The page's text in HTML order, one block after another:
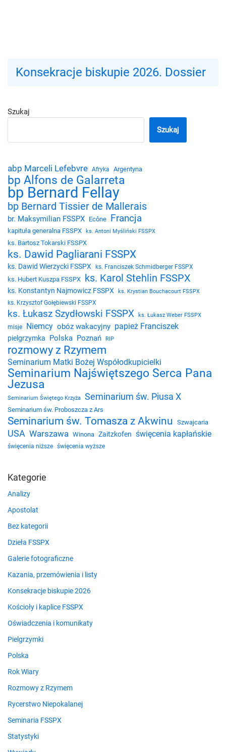
Konsekracje biskupie 2026. Dossier
Szukaj
Szukaj
abp Marceli Lefebvre Afryka Argentyna
bp Alfons de Galarreta
bp Bernard Fellay
bp Bernard Tissier de Mallerais
br. Maksymilian FSSPX Ecône Francja
kapituła generalna FSSPX ks. Antoni Myśliński FSSPX
ks. Bartosz Tokarski FSSPX
ks. Dawid Pagliarani FSSPX
ks. Dawid Wierzycki FSSPX ks. Franciszek Schmidberger FSSPX
ks. Hubert Kuszpa FSSPX ks. Karol Stehlin FSSPX
ks. Konstantyn Najmowicz FSSPX
ks. Krystian Bouchacourt FSSPX
ks. Krzysztof Gołębiewski FSSPX
ks. Łukasz Szydłowski FSSPX ks. Łukasz Weber FSSPX
misje Niemcy obóz wakacyjny papież Franciszek
pielgrzymka Polska Poznań RIP
rozmowy z Rzymem
Seminarium Matki Bożej Współodkupicielki
Seminarium Najświętszego Serca Pana
Jezusa
Seminarium Świętego Krzyża Seminarium św. Piusa X
Seminarium św. Proboszcza z Ars
Seminarium św. Tomasza z Akwinu Szwajcaria
USA Warszawa Winona Zaitzkofen święcenia kapłańskie
święcenia niższe święcenia wyższe
Kategorie
Analizy
Apostolat
Bez kategorii
Dzieła FSSPX
Galerie fotograficzne
Kazania, przemówienia i listy
Konsekracje biskupie 2026
Kościoły i kaplice FSSPX
Oświadczenia i komunikaty
Pielgrzymki
Polska
Rok Wiary
Rozmowy z Rzymem
Rycerstwo Niepokalanej
Seminaria FSSPX
Statystyki